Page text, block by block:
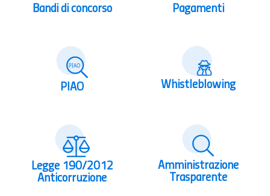
Bandi di concorso Pagamenti
PIAO Whistleblowing
Legge 190/2012
Anticorruzione
Amministrazione
Trasparente